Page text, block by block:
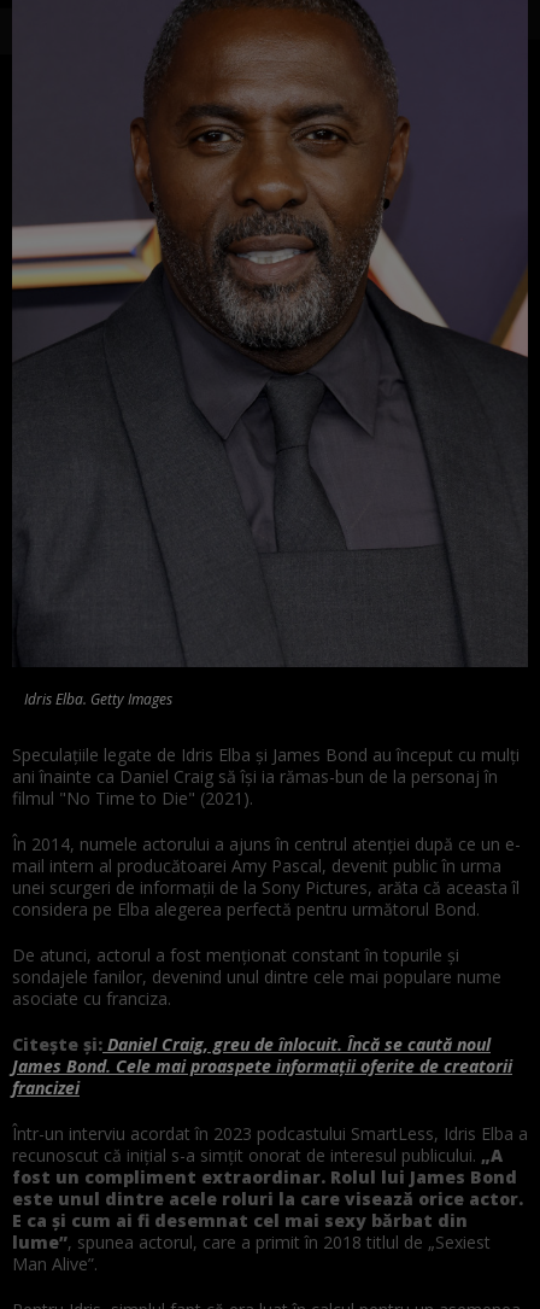
Idris Elba. Getty Images
Speculațiile legate de Idris Elba și James Bond au început cu mulți
ani înainte ca Daniel Craig să își ia rămas-bun de la personaj în
filmul "No Time to Die" (2021).
În 2014, numele actorului a ajuns în centrul atenției după ce un e-
mail intern al producătoarei Amy Pascal, devenit public în urma
unei scurgeri de informații de la Sony Pictures, arăta că aceasta îl
considera pe Elba alegerea perfectă pentru următorul Bond.
De atunci, actorul a fost menționat constant în topurile și
sondajele fanilor, devenind unul dintre cele mai populare nume
asociate cu franciza.
Citește și: Daniel Craig, greu de înlocuit. Încă se caută noul
James Bond. Cele mai proaspete informații oferite de creatorii
francizei
Într-un interviu acordat în 2023 podcastului SmartLess, Idris Elba a
recunoscut că inițial s-a simțit onorat de interesul publicului. „A
fost un compliment extraordinar. Rolul lui James Bond
este unul dintre acele roluri la care visează orice actor.
E ca și cum ai fi desemnat cel mai sexy bărbat din
lume”, spunea actorul, care a primit în 2018 titlul de „Sexiest
Man Alive”.